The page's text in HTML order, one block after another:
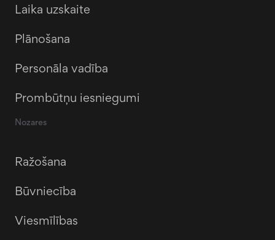
Laika uzskaite
Plānošana
Personāla vadība
Prombūtņu iesniegumi
Nozares
Ražošana
Būvniecība
Viesmīlības